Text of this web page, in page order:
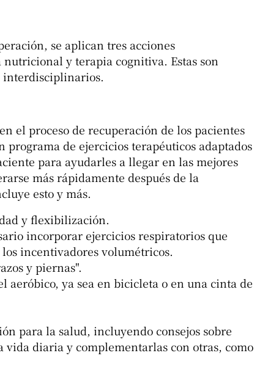
se aplican tres acciones
y terapia cognitiva. Estas son
interdisciplinarios.
el proceso de recuperación de los pacientes
programa de ejercicios terapéuticos adaptados
para ayudarles a llegar en las mejores
más rápidamente después de la
esto y más.
y flexibilización.
incorporar ejercicios respiratorios que
incentivadores volumétricos.
y piernas".
aeróbico, ya sea en bicicleta o en una cinta de
para la salud, incluyendo consejos sobre
vida diaria y complementarlas con otras, como